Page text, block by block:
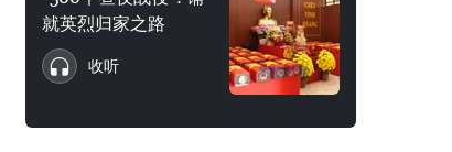
就英烈归家之路
收听